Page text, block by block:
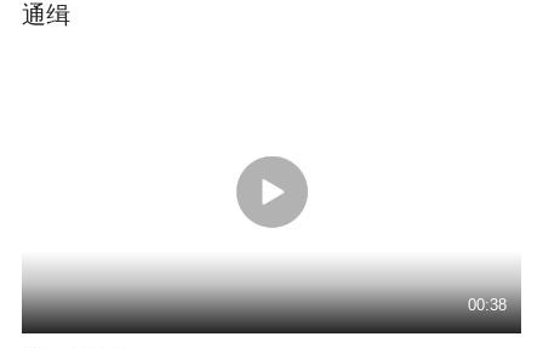
通缉
00:38